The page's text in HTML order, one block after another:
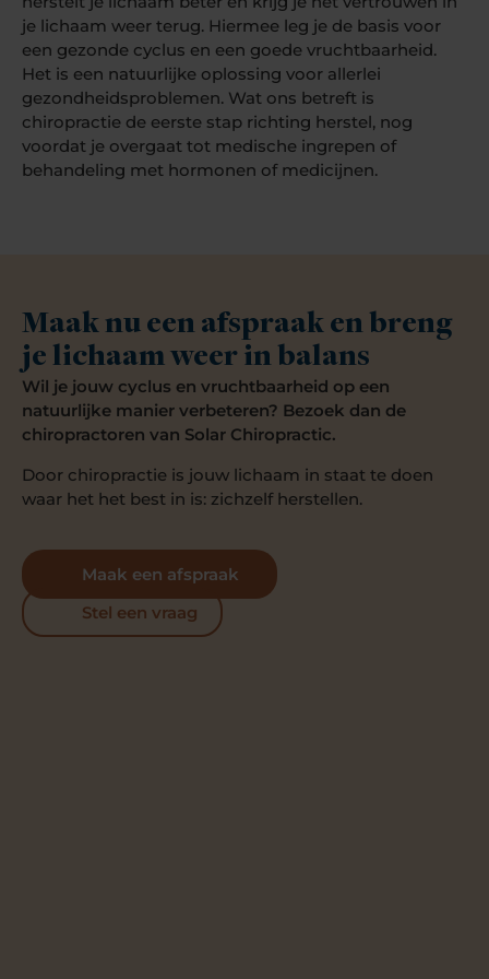
je lichaam weer terug. Hiermee leg je de basis voor
een gezonde cyclus en een goede vruchtbaarheid.
Het is een natuurlijke oplossing voor allerlei
gezondheidsproblemen. Wat ons betreft is
chiropractie de eerste stap richting herstel, nog
voordat je overgaat tot medische ingrepen of
behandeling met hormonen of medicijnen.
Maak nu een afspraak en breng
je lichaam weer in balans
Wil je jouw cyclus en vruchtbaarheid op een
natuurlijke manier verbeteren? Bezoek dan de
chiropractoren van Solar Chiropractic.
Door chiropractie is jouw lichaam in staat te doen
waar het het best in is: zichzelf herstellen.
Maak een afspraak
Stel een vraag